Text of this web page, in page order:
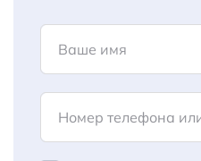
Ваше имя
Номер телефона